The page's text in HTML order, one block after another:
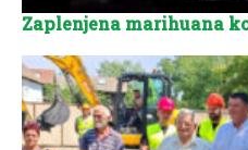
Zaplenjena marihuana